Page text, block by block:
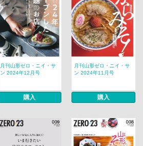
月刊山形ゼロ・ニイ・サ
ン 2024年12月号
購入
月刊山形ゼロ・ニイ・サ
ン 2024年11月号
購入